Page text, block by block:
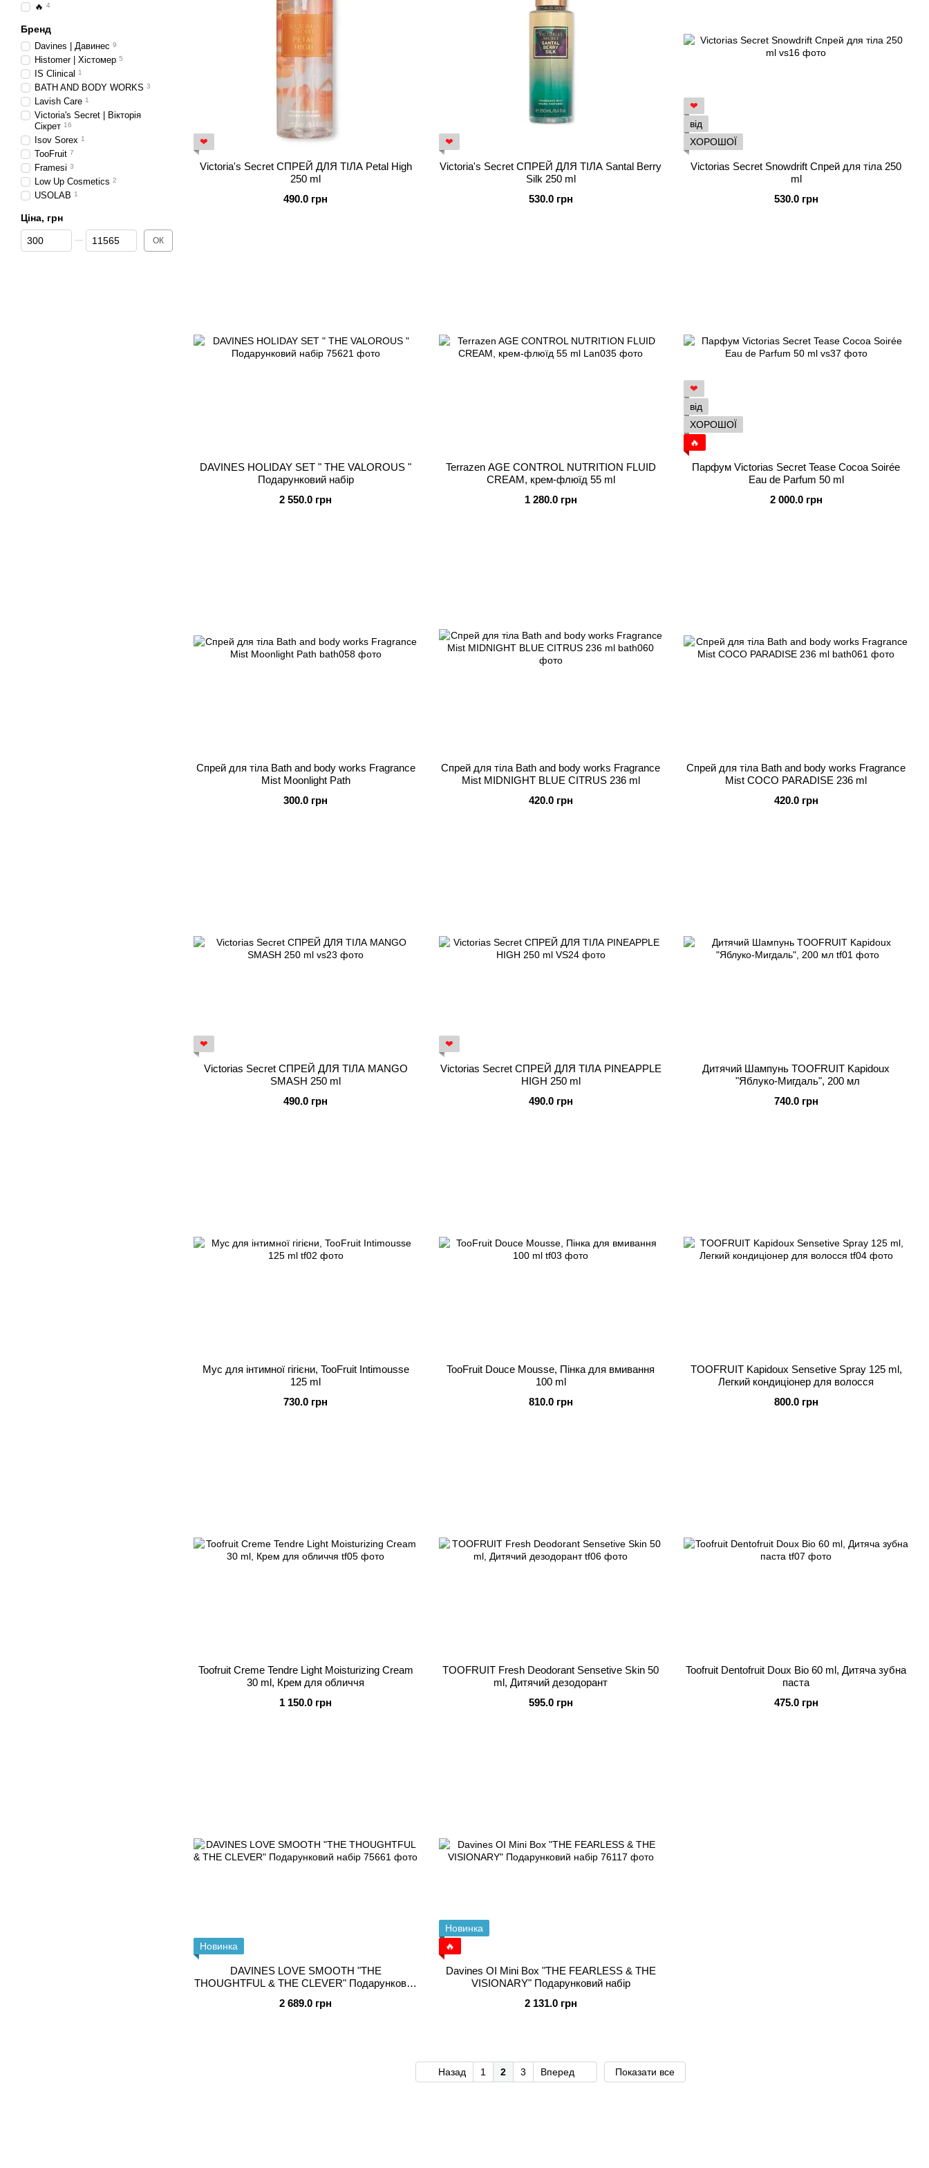
❤
Victoria's Secret СПРЕЙ ДЛЯ ТІЛА Petal High
250 ml
490.0 грн
❤
Victoria's Secret СПРЕЙ ДЛЯ ТІЛА Santal Berry
Silk 250 ml
530.0 грн
❤
від
ХОРОШОЇ
Victorias Secret Snowdrift Спрей для тіла 250
ml
530.0 грн
DAVINES HOLIDAY SET " THE VALOROUS "
Подарунковий набір
2 550.0 грн
Terrazen AGE CONTROL NUTRITION FLUID
CREAM, крем-флюїд 55 ml
1 280.0 грн
❤
від
ХОРОШОЇ
🔥
Парфум Victorias Secret Tease Cocoa Soirée
Eau de Parfum 50 ml
2 000.0 грн
Спрей для тіла Bath and body works Fragrance
Mist Moonlight Path
300.0 грн
Спрей для тіла Bath and body works Fragrance
Mist MIDNIGHT BLUE CITRUS 236 ml
420.0 грн
Спрей для тіла Bath and body works Fragrance
Mist COCO PARADISE 236 ml
420.0 грн
❤
Victorias Secret СПРЕЙ ДЛЯ ТІЛА MANGO
SMASH 250 ml
490.0 грн
❤
Victorias Secret СПРЕЙ ДЛЯ ТІЛА PINEAPPLE
HIGH 250 ml
490.0 грн
Дитячий Шампунь TOOFRUIT Kapidoux
"Яблуко-Мигдаль", 200 мл
740.0 грн
Мус для інтимної гігієни, TooFruit Intimousse
125 ml
730.0 грн
TooFruit Douce Mousse, Пінка для вмивання
100 ml
810.0 грн
TOOFRUIT Kapidoux Sensetive Spray 125 ml,
Легкий кондиціонер для волосся
800.0 грн
Toofruit Creme Tendre Light Moisturizing Cream
30 ml, Крем для обличчя
1 150.0 грн
TOOFRUIT Fresh Deodorant Sensetive Skin 50
ml, Дитячий дезодорант
595.0 грн
Toofruit Dentofruit Doux Bio 60 ml, Дитяча зубна
паста
475.0 грн
Новинка
DAVINES LOVE SMOOTH "THE
THOUGHTFUL & THE CLEVER" Подарунковий
2 689.0 грн
Новинка
🔥
Davines OI Mini Box "THE FEARLESS & THE
VISIONARY" Подарунковий набір
2 131.0 грн
Назад 1 2 3 Вперед Показати все
🔥 4
Бренд
Davines | Давинес 9
Histomer | Хістомер 5
IS Clinical 1
BATH AND BODY WORKS 3
Lavish Care 1
Victoria's Secret | Вікторія
Сікрет 16
Isov Sorex 1
TooFruit 7
Framesi 3
Low Up Cosmetics 2
USOLAB 1
Ціна, грн
Від Ціна, грн
До Ціна, грн ОК